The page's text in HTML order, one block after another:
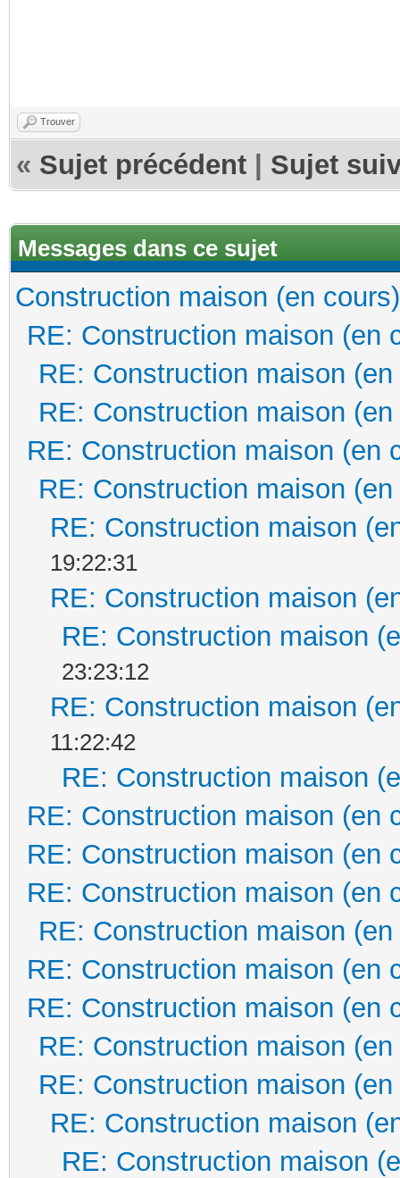
Trouver
« Sujet précédent Sujet
Messages dans ce sujet
Construction maison (en cours)
RE: Construction maison (en
RE: Construction maison
RE: Construction maison
RE: Construction maison (en
RE: Construction maison
RE: Construction maison
19:22:31
RE: Construction maison
RE: Construction maison
23:23:12
RE: Construction maison
11:22:42
RE: Construction maison
RE: Construction maison (en
RE: Construction maison (en
RE: Construction maison (en
RE: Construction maison
RE: Construction maison (en
RE: Construction maison (en
RE: Construction maison
RE: Construction maison
RE: Construction maison
RE: Construction maison